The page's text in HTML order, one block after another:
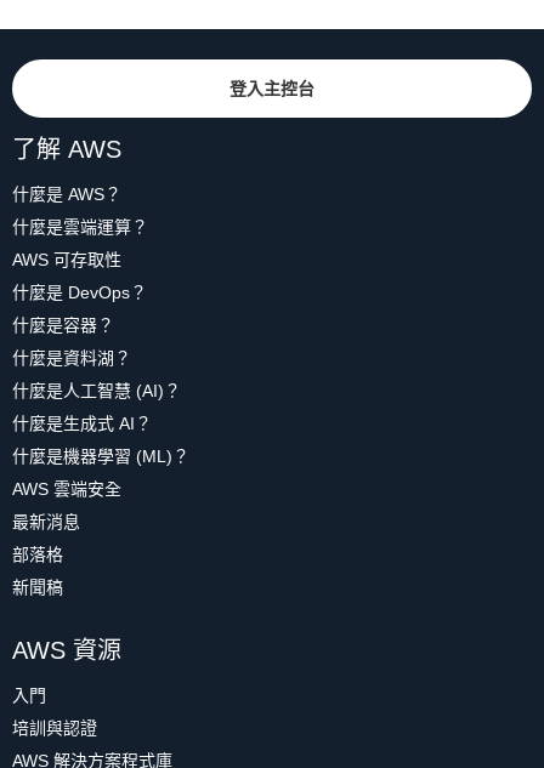
登入主控台
了解 AWS
什麼是 AWS？
什麼是雲端運算？
AWS 可存取性
什麼是 DevOps？
什麼是容器？
什麼是資料湖？
什麼是人工智慧 (AI)？
什麼是生成式 AI？
什麼是機器學習 (ML)？
AWS 雲端安全
最新消息
部落格
新聞稿
AWS 資源
入門
培訓與認證
AWS 解決方案程式庫